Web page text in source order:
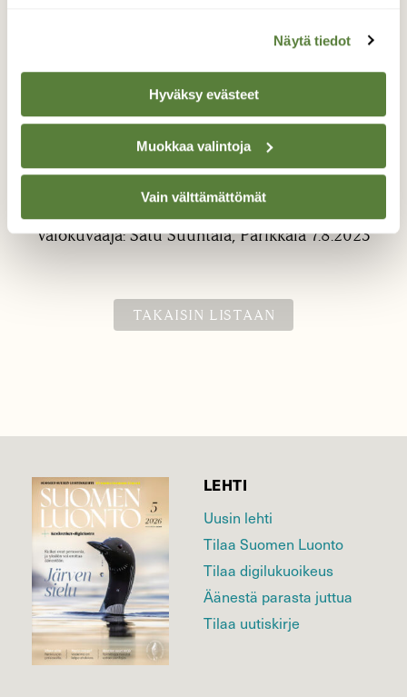
Näytä tiedot
Hyväksy evästeet
Muokkaa valintoja
Vain välttämättömät
Hämähäkki
Hämähäkki talventörröttäjällä
Valokuvaaja: Satu Suuntala, Parikkala 7.8.2023
TAKAISIN LISTAAN
LEHTI
Uusin lehti
Tilaa Suomen Luonto
Tilaa digilukuoikeus
Äänestä parasta juttua
Tilaa uutiskirje